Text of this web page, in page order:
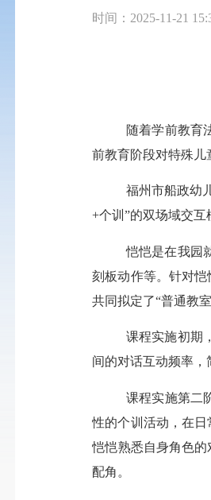
时间：2025-11-21
随着学前教育
前教育阶段对特殊儿
福州市船政幼
+个训”的双场域交互
恺恺是在我园
刻板动作等。针对
共同拟定了“普通教
课程实施初期
间的对话互动频率，
课程实施第二
性的个训活动，在
恺恺熟悉自身角色
配角。